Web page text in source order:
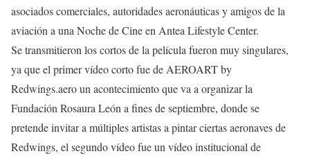
asociados comerciales, autoridades aeronáuticas y amigos de la
aviación a una Noche de Cine en Antea Lifestyle Center.
Se transmitieron los cortos de la película fueron muy singulares,
ya que el primer vídeo corto fue de AEROART by
Redwings.aero un acontecimiento que va a organizar la
Fundación Rosaura León a fines de septiembre, donde se
pretende invitar a múltiples artistas a pintar ciertas aeronaves de
Redwings, el segundo vídeo fue un vídeo institucional de